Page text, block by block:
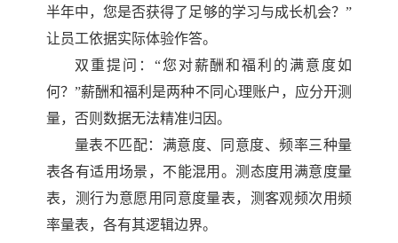
半年中，您是否获得了足够的学习与成长机会？”
让员工依据实际体验作答。
双重提问： “您对薪酬和福利的满意度如
何？”薪酬和福利是两种不同心理账户，应分开测
量，否则数据无法精准归因。
量表不匹配：满意度、同意度、频率三种量
表各有适用场景，不能混用。测态度用满意度量
表，测行为意愿用同意度量表，测客观频次用频
率量表，各有其逻辑边界。